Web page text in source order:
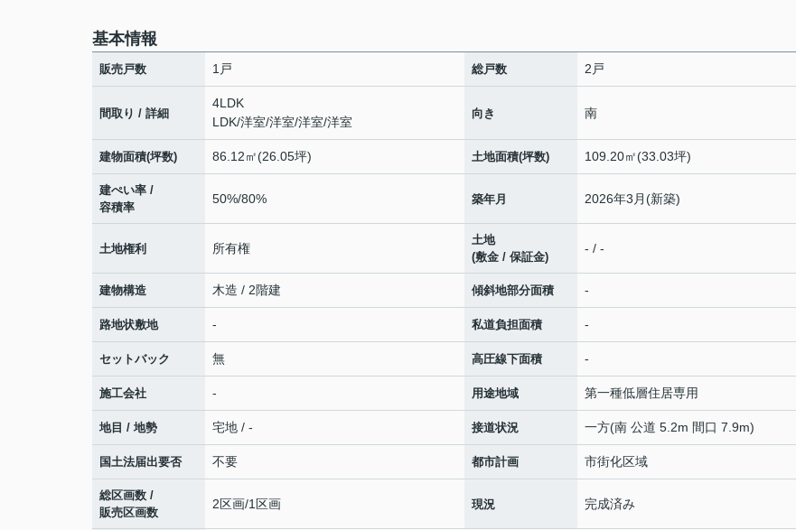
基本情報
販売戸数 1戸 総戸数 2戸
間取り / 詳細
4LDK
LDK/洋室/洋室/洋室/洋室
向き 南
建物面積(坪数) 86.12㎡(26.05坪) 土地面積(坪数) 109.20㎡(33.03坪)
建ぺい率 /
容積率
50%/80% 築年月 2026年3月(新築)
土地権利 所有権
土地
(敷金 / 保証金)
- / -
建物構造 木造 / 2階建 傾斜地部分面積 -
路地状敷地 - 私道負担面積 -
セットバック 無 高圧線下面積 -
施工会社 - 用途地域 第一種低層住居専用
地目 / 地勢 宅地 / - 接道状況 一方(南 公道 5.2m 間口 7.9m)
国土法届出要否 不要 都市計画 市街化区域
総区画数 /
販売区画数
2区画/1区画 現況 完成済み